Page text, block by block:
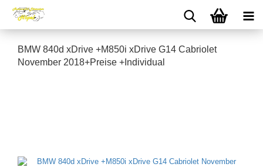
BMW 840d xDrive +M850i xDrive G14 Cabriolet
November 2018+Preise +Individual